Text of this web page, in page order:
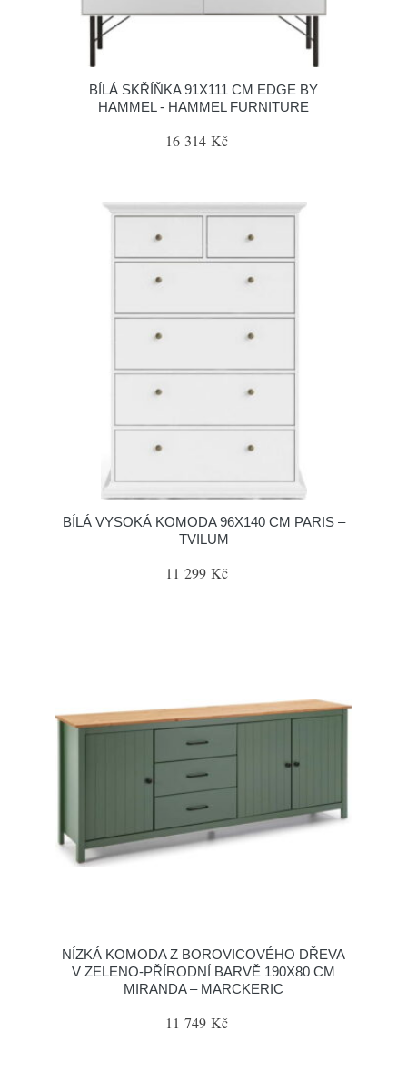
BÍLÁ SKŘÍŇKA 91X111 CM EDGE BY
HAMMEL - HAMMEL FURNITURE
16 314 Kč
BÍLÁ VYSOKÁ KOMODA 96X140 CM PARIS –
TVILUM
11 299 Kč
NÍZKÁ KOMODA Z BOROVICOVÉHO DŘEVA
V ZELENO-PŘÍRODNÍ BARVĚ 190X80 CM
MIRANDA – MARCKERIC
11 749 Kč